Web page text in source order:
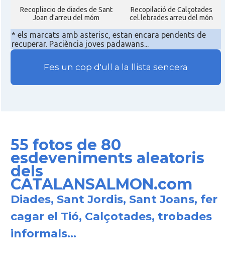
Recopliacio de diades de Sant
Joan d'arreu del móm
Recopilació de Calçotades
cel.lebrades arreu del món
* els marcats amb asterisc, estan encara pendents de
recuperar. Paciència joves padawans...
Fes un cop d'ull a la llista sencera
55 fotos de 80
esdeveniments aleatoris
dels
CATALANSALMON.com
Diades, Sant Jordis, Sant Joans, fer
cagar el Tió, Calçotades, trobades
informals...